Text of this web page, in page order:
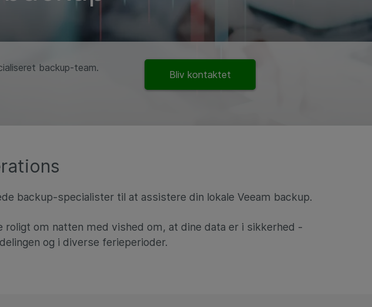
backup-team.
Bliv kontaktet
backup-specialister til at assistere din lokale Veeam backup.
om natten med vished om, at dine data er i sikkerhed -
og i diverse ferieperioder.